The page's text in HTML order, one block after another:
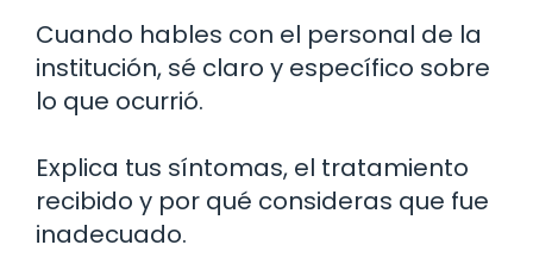
Cuando hables con el personal de la
institución, sé claro y específico sobre
lo que ocurrió.
Explica tus síntomas, el tratamiento
recibido y por qué consideras que fue
inadecuado.